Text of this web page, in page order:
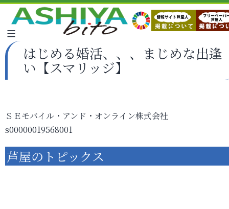
はじめる婚活、、、まじめな出逢
い【スマリッジ】
ＳＥモバイル・アンド・オンライン株式会社
s00000019568001
芦屋のトピックス